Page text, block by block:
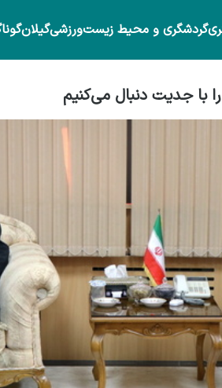
گردشگری و محیط زیستورزشیگیلان
با جدیت دنبال می‌کنیم